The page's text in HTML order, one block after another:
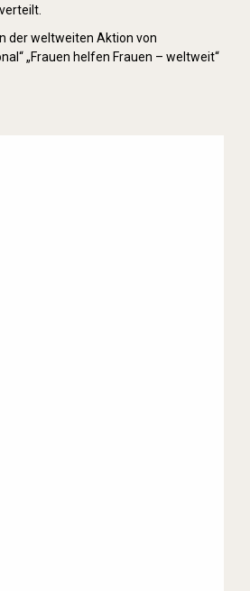
der weltweiten Aktion von
„Frauen helfen Frauen – weltweit“